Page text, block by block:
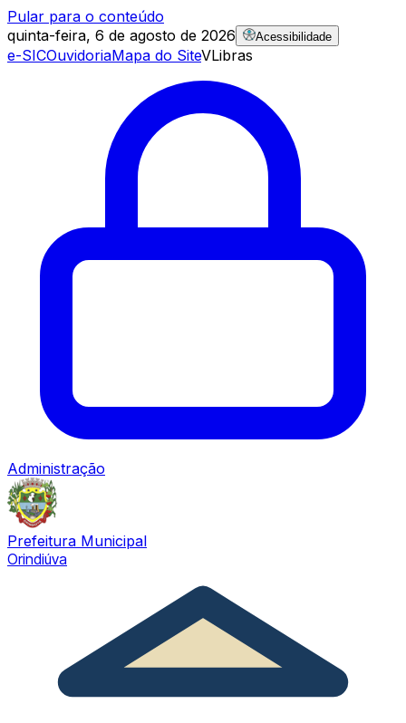
Pular para o conteúdo
quinta-feira, 6 de agosto de 2026
Acessibilidade
e-SICOuvidoriaMapa do SiteVLibras
Administração
Prefeitura Municipal
Orindiúva